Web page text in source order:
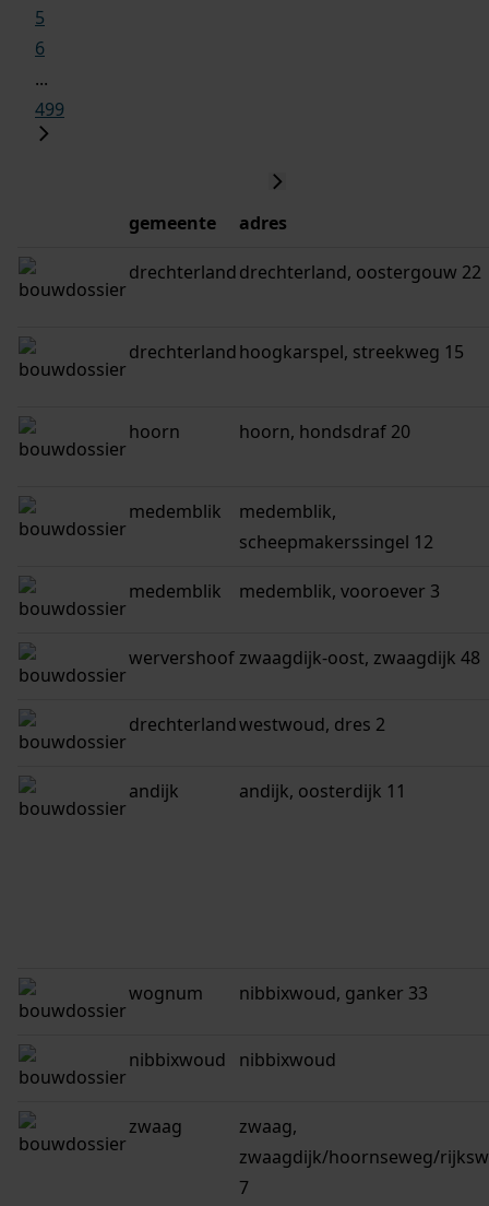
5
6
...
499
gemeente adres
drechterlanddrechterland, oostergouw 22
drechterlandhoogkarspel, streekweg 15
hoorn hoorn, hondsdraf 20
medemblik
medemblik,
scheepmakerssingel 12
medemblik medemblik, vooroever 3
wervershoofzwaagdijk-oost, zwaagdijk 48
drechterlandwestwoud, dres 2
andijk andijk, oosterdijk 11
wognum nibbixwoud, ganker 33
nibbixwoud nibbixwoud
zwaag
zwaag,
zwaagdijk/hoornseweg/
7